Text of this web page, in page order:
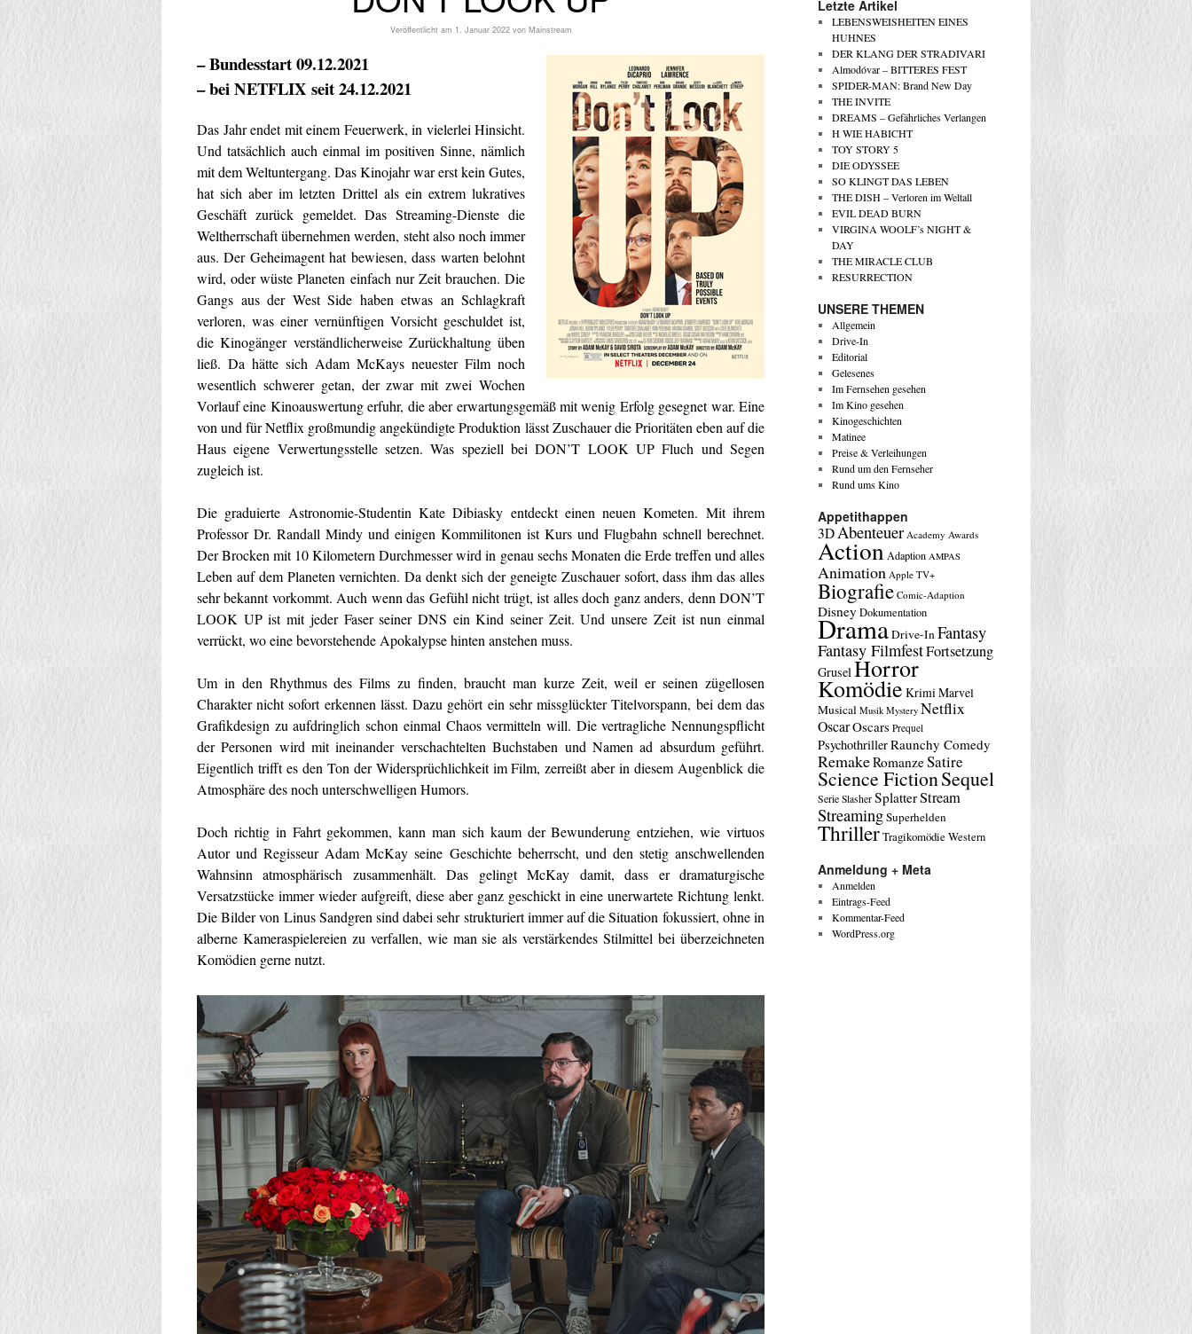
Veröffentlicht am 1. Januar 2022 von Mainstream
– Bundesstart 09.12.2021
– bei NETFLIX seit 24.12.2021
Das Jahr endet mit einem Feuerwerk, in vielerlei Hinsicht.
Und tatsächlich auch einmal im positiven Sinne, nämlich
mit dem Weltuntergang. Das Kinojahr war erst kein Gutes,
hat sich aber im letzten Drittel als ein extrem lukratives
Geschäft zurück gemeldet. Das Streaming-Dienste die
Weltherrschaft übernehmen werden, steht also noch immer
aus. Der Geheimagent hat bewiesen, dass warten belohnt
wird, oder wüste Planeten einfach nur Zeit brauchen. Die
Gangs aus der West Side haben etwas an Schlagkraft
verloren, was einer vernünftigen Vorsicht geschuldet ist,
die Kinogänger verständlicherweise Zurückhaltung üben
ließ. Da hätte sich Adam McKays neuester Film noch
wesentlich schwerer getan, der zwar mit zwei Wochen
Vorlauf eine Kinoauswertung erfuhr, die aber erwartungsgemäß mit wenig Erfolg gesegnet war. Eine
von und für Netflix großmundig angekündigte Produktion lässt Zuschauer die Prioritäten eben auf die
Haus eigene Verwertungsstelle setzen. Was speziell bei DON’T LOOK UP Fluch und Segen
zugleich ist.
Die graduierte Astronomie-Studentin Kate Dibiasky entdeckt einen neuen Kometen. Mit ihrem
Professor Dr. Randall Mindy und einigen Kommilitonen ist Kurs und Flugbahn schnell berechnet.
Der Brocken mit 10 Kilometern Durchmesser wird in genau sechs Monaten die Erde treffen und alles
Leben auf dem Planeten vernichten. Da denkt sich der geneigte Zuschauer sofort, dass ihm das alles
sehr bekannt vorkommt. Auch wenn das Gefühl nicht trügt, ist alles doch ganz anders, denn DON’T
LOOK UP ist mit jeder Faser seiner DNS ein Kind seiner Zeit. Und unsere Zeit ist nun einmal
verrückt, wo eine bevorstehende Apokalypse hinten anstehen muss.
Um in den Rhythmus des Films zu finden, braucht man kurze Zeit, weil er seinen zügellosen
Charakter nicht sofort erkennen lässt. Dazu gehört ein sehr missglückter Titelvorspann, bei dem das
Grafikdesign zu aufdringlich schon einmal Chaos vermitteln will. Die vertragliche Nennungspflicht
der Personen wird mit ineinander verschachtelten Buchstaben und Namen ad absurdum geführt.
Eigentlich trifft es den Ton der Widersprüchlichkeit im Film, zerreißt aber in diesem Augenblick die
Atmosphäre des noch unterschwelligen Humors.
Doch richtig in Fahrt gekommen, kann man sich kaum der Bewunderung entziehen, wie virtuos
Autor und Regisseur Adam McKay seine Geschichte beherrscht, und den stetig anschwellenden
Wahnsinn atmosphärisch zusammenhält. Das gelingt McKay damit, dass er dramaturgische
Versatzstücke immer wieder aufgreift, diese aber ganz geschickt in eine unerwartete Richtung lenkt.
Die Bilder von Linus Sandgren sind dabei sehr strukturiert immer auf die Situation fokussiert, ohne in
alberne Kameraspielereien zu verfallen, wie man sie als verstärkendes Stilmittel bei überzeichneten
Komödien gerne nutzt.
Letzte Artikel
LEBENSWEISHEITEN EINES
HUHNES
DER KLANG DER STRADIVARI
Almodóvar – BITTERES FEST
SPIDER-MAN: Brand New Day
THE INVITE
DREAMS – Gefährliches Verlangen
H WIE HABICHT
TOY STORY 5
DIE ODYSSEE
SO KLINGT DAS LEBEN
THE DISH – Verloren im Weltall
EVIL DEAD BURN
VIRGINA WOOLF’s NIGHT &
DAY
THE MIRACLE CLUB
RESURRECTION
UNSERE THEMEN
Allgemein
Drive-In
Editorial
Gelesenes
Im Fernsehen gesehen
Im Kino gesehen
Kinogeschichten
Matinee
Preise & Verleihungen
Rund um den Fernseher
Rund ums Kino
Appetithappen
3DAbenteuer Academy Awards
Action Adaption AMPAS
Animation Apple TV+
Biografie Comic-Adaption
Disney Dokumentation
DramaDrive-InFantasy
Fantasy FilmfestFortsetzung
GruselHorror
Komödie KrimiMarvel
Musical Musik Mystery Netflix
OscarOscars Prequel
PsychothrillerRaunchy Comedy
RemakeRomanzeSatire
Science FictionSequel
Serie Slasher SplatterStream
StreamingSuperhelden
ThrillerTragikomödieWestern
Anmeldung + Meta
Anmelden
Eintrags-Feed
Kommentar-Feed
WordPress.org